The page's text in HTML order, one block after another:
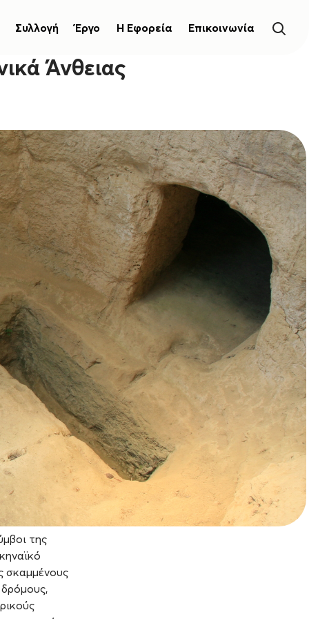
Συλλογή Έργο Η Εφορεία Επικοινωνία
Άνθειας
της
σκαμμένους